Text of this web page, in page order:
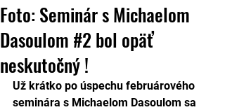
Foto: Seminár s Michaelom
Dasoulom #2 bol opäť
neskutočný !
Už krátko po úspechu februárového
seminára s Michaelom Dasoulom sa